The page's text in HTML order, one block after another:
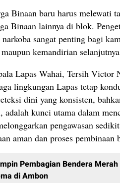
Binaan baru harus melewati
Binaan lainnya di blok.
narkoba sangat penting bagi
kemandirian
Lapas Wahai, Tersih Victor
lingkungan Lapas tetap
dini yang konsisten,
adalah kunci utama dalam
pengawasan
aman dan proses pembinaan
Pembagian Bendera
di Ambon